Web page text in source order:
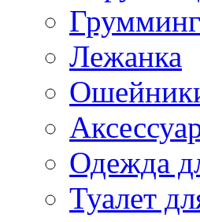
Грумминг
Лежанка
Одежда
Туалет